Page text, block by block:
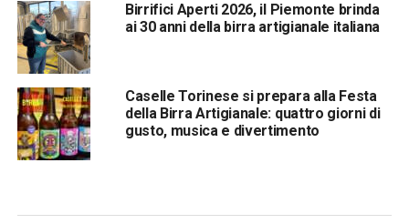
Birrifici Aperti 2026, il Piemonte brinda
ai 30 anni della birra artigianale italiana
Caselle Torinese si prepara alla Festa
della Birra Artigianale: quattro giorni di
gusto, musica e divertimento